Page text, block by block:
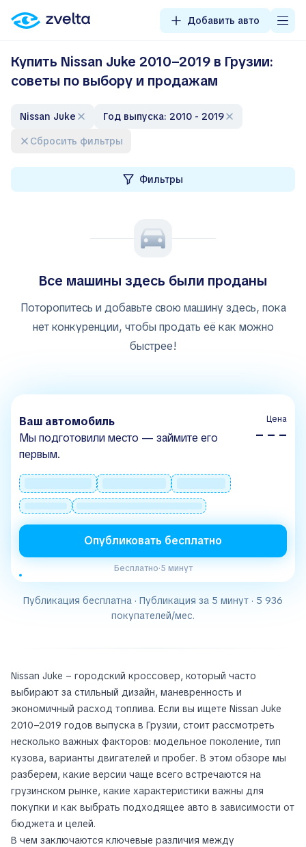
Добавить авто
Купить Nissan Juke 2010–2019 в Грузии:
советы по выбору и продажам
Nissan Juke
Год выпуска: 2010 - 2019
Сбросить фильтры
Фильтры
Все машины здесь были проданы
Поторопитесь и добавьте свою машину здесь, пока
нет конкуренции, чтобы продать её как можно
быстрее!
Ваш автомобиль
Мы подготовили место — займите его
первым.
Цена
– – –
Опубликовать бесплатно
Бесплатно·5 минут
Публикация бесплатна · Публикация за 5 минут · 5 936
покупателей/мес.
Nissan Juke – городский кроссовер, который часто
выбирают за стильный дизайн, маневренность и
экономичный расход топлива. Если вы ищете Nissan Juke
2010–2019 годов выпуска в Грузии, стоит рассмотреть
несколько важных факторов: модельное поколение, тип
кузова, варианты двигателей и пробег. В этом обзоре мы
разберем, какие версии чаще всего встречаются на
грузинском рынке, какие характеристики важны для
покупки и как выбрать подходящее авто в зависимости от
бюджета и целей.
В чем заключаются ключевые различия между